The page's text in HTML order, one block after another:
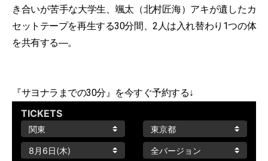
き合いが苦手な大学生、颯太（北村匠海）アキが遺したカ
セットテープを再生する30分間、2人は入れ替わり1つの体
を共有する―。
『サヨナラまでの30分』を今すぐ予約する↓